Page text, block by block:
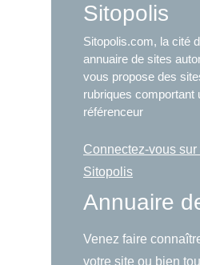
Sitopolis
Sitopolis.com, la cité
annuaire de sites
vous propose des
rubriques comportant
référenceur
Connectez-vous sur
Sitopolis
Annuaire
Venez faire
votre site ou bien